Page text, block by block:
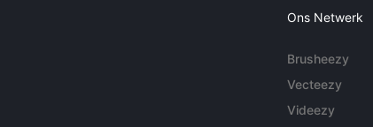
Ons Netwerk
Brusheezy
Vecteezy
Videezy